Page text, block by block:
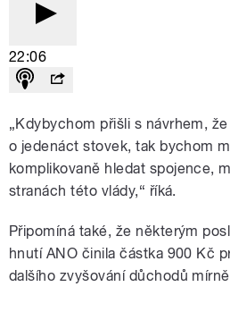
22:06
„Kdybychom přišli s návrhem,
o jedenáct stovek, tak bychom
komplikovaně hledat spojence,
stranách této vlády,“ říká.
Připomíná také, že některým
hnutí ANO činila částka 900 Kč
dalšího zvyšování důchodů